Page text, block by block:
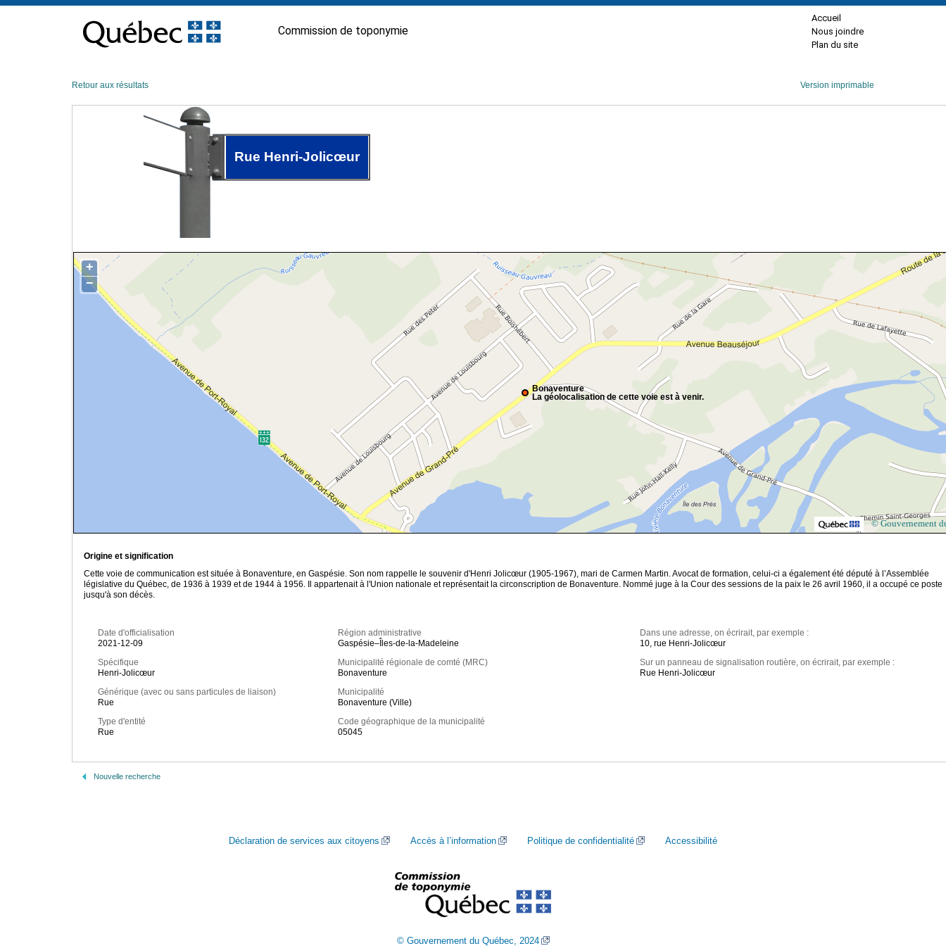
contenu
Commission de toponymie
Accueil
Nous joindre
Plan du site
Retour aux résultats Version imprimable
Rue Henri-Jolicœur
Bonaventure
La géolocalisation de cette voie est à venir.
+
−
© Gouvernement
Origine et signification
Cette voie de communication est située à Bonaventure, en Gaspésie. Son nom rappelle le souvenir d'Henri Jolicœur (1905-1967), mari de Carmen Martin. Avocat de formation, celui-ci a également été député à l’Assemblée
législative du Québec, de 1936 à 1939 et de 1944 à 1956. Il appartenait à l'Union nationale et représentait la circonscription de Bonaventure. Nommé juge à la Cour des sessions de la paix le 26 avril 1960, il a occupé ce poste
jusqu'à son décès.
Date d'officialisation
2021-12-09
Spécifique
Henri-Jolicœur
Générique (avec ou sans particules de liaison)
Rue
Type d'entité
Rue
Région administrative
Gaspésie–Îles-de-la-Madeleine
Municipalité régionale de comté (MRC)
Bonaventure
Municipalité
Bonaventure (Ville)
Code géographique de la municipalité
05045
Dans une adresse, on écrirait, par exemple :
10, rue Henri-Jolicœur
Sur un panneau de signalisation routière, on écrirait, par exemple :
Rue Henri-Jolicœur
Nouvelle recherche
Déclaration de services aux citoyens Accès à l’information Politique de confidentialité Accessibilité
© Gouvernement du Québec, 2024